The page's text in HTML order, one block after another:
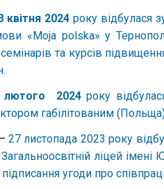
квітня 2024року відбулася
«Moja polska» у
та курсів
лютого 2024року
габілітованим
–27 листопада 2023 року
ліцей
угоди про